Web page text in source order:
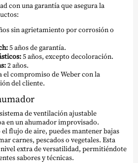
con una garantía que asegura la
sin agrietamiento por corrosión o
5 años de garantía.
5 años, excepto decoloración.
2 años.
el compromiso de Weber con la
del cliente.
de ventilación ajustable
en un ahumador improvisado.
flujo de aire, puedes mantener bajas
carnes, pescados o vegetales. Esta
extra de versatilidad, permitiéndote
sabores y técnicas.